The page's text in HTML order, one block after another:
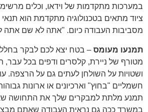
במערכות מתקדמות של וידאו, וכלים
ציוד מתאים בטכנולוגיה מתקדמת הוא
מסביבות העבודה כיום. "אתה לא שם אתה
תמנעו מעומס – בטח יצא לכם לבקר
מטורף של ניירת, קלסרים ודפים בכל עבר,
ושטויות על השולחן לעתים גם על הרצפה.
חשמליים "בחוץ" וארכיונים או ארונות
תמנע מלתת למבקרים שלך את התחושה
במשרד ככה גם נראית העבודה שאתם